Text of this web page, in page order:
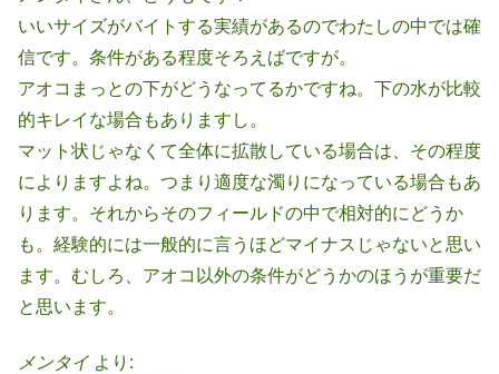
いいサイズがバイトする実績があるのでわたしの中では確
信です。条件がある程度そろえばですが。
アオコまっとの下がどうなってるかですね。下の水が比較
的キレイな場合もありますし。
マット状じゃなくて全体に拡散している場合は、その程度
によりますよね。つまり適度な濁りになっている場合もあ
ります。それからそのフィールドの中で相対的にどうか
も。経験的には一般的に言うほどマイナスじゃないと思い
ます。むしろ、アオコ以外の条件がどうかのほうが重要だ
と思います。
メンタイ より: